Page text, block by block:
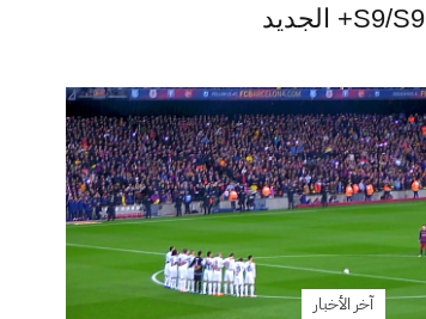
S9/S9+ الجديد
آخر الأخبار